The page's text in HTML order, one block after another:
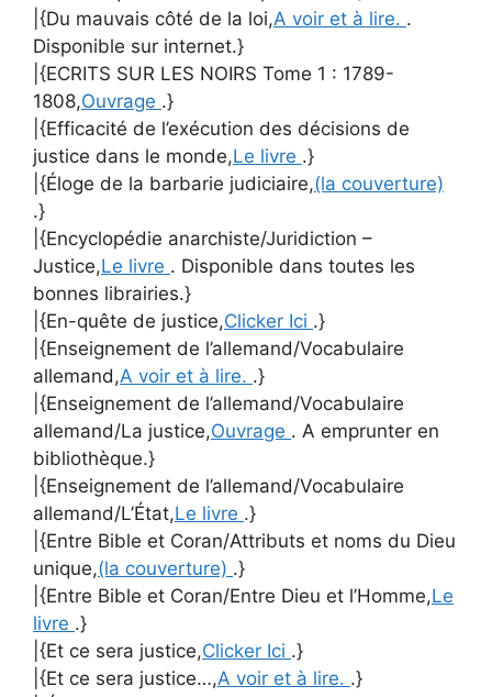
|{Du mauvais côté de la loi,A voir et à lire. .
Disponible sur internet.}
|{ECRITS SUR LES NOIRS Tome 1 : 1789-
1808,Ouvrage .}
|{Efficacité de l’exécution des décisions de
justice dans le monde,Le livre .}
|{Éloge de la barbarie judiciaire,(la couverture)
.}
|{Encyclopédie anarchiste/Juridiction –
Justice,Le livre . Disponible dans toutes les
bonnes librairies.}
|{En-quête de justice,Clicker Ici .}
|{Enseignement de l’allemand/Vocabulaire
allemand,A voir et à lire. .}
|{Enseignement de l’allemand/Vocabulaire
allemand/La justice,Ouvrage . A emprunter en
bibliothèque.}
|{Enseignement de l’allemand/Vocabulaire
allemand/L’État,Le livre .}
|{Entre Bible et Coran/Attributs et noms du Dieu
unique,(la couverture) .}
|{Entre Bible et Coran/Entre Dieu et l’Homme,Le
livre .}
|{Et ce sera justice,Clicker Ici .}
|{Et ce sera justice…,A voir et à lire. .}